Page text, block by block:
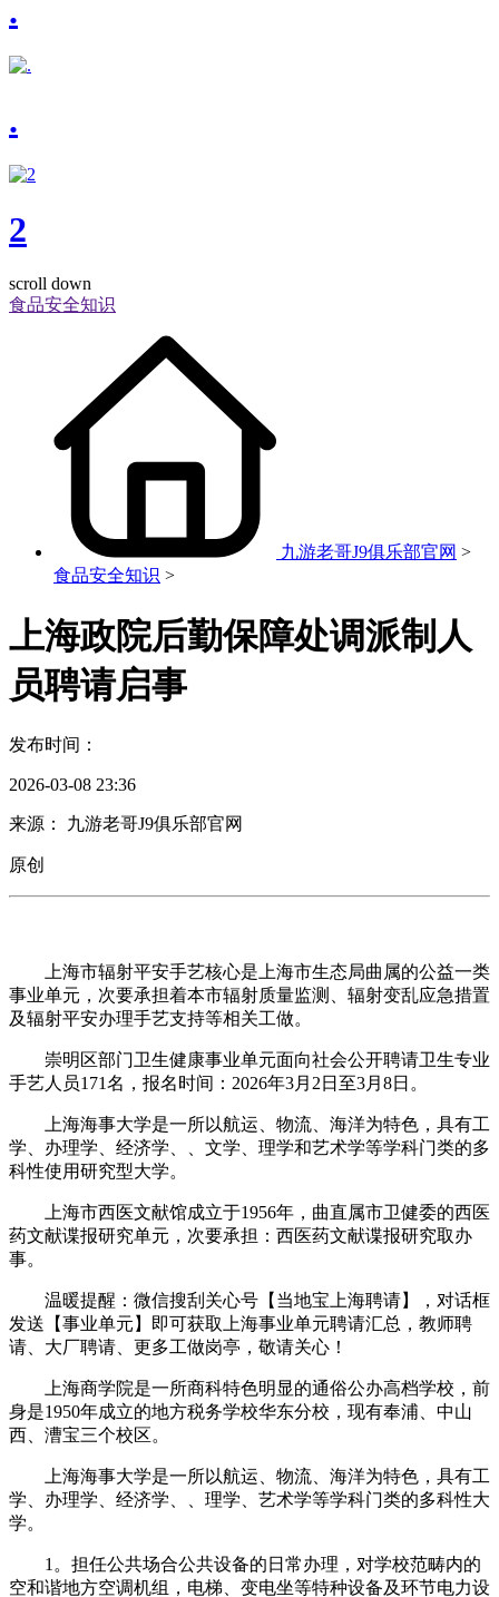
.
.
2
scroll down
食品安全知识
九游老哥J9俱乐部官网 >
食品安全知识 >
上海政院后勤保障处调派制人
员聘请启事
发布时间：
2026-03-08 23:36
来源： 九游老哥J9俱乐部官网
原创
上海市辐射平安手艺核心是上海市生态局曲属的公益一类
事业单元，次要承担着本市辐射质量监测、辐射变乱应急措置
及辐射平安办理手艺支持等相关工做。
崇明区部门卫生健康事业单元面向社会公开聘请卫生专业
手艺人员171名，报名时间：2026年3月2日至3月8日。
上海海事大学是一所以航运、物流、海洋为特色，具有工
学、办理学、经济学、、文学、理学和艺术学等学科门类的多
科性使用研究型大学。
上海市西医文献馆成立于1956年，曲直属市卫健委的西医
药文献谍报研究单元，次要承担：西医药文献谍报研究取办
事。
温暖提醒：微信搜刮关心号【当地宝上海聘请】，对话框
发送【事业单元】即可获取上海事业单元聘请汇总，教师聘
请、大厂聘请、更多工做岗亭，敬请关心！
上海商学院是一所商科特色明显的通俗公办高档学校，前
身是1950年成立的地方税务学校华东分校，现有奉浦、中山
西、漕宝三个校区。
上海海事大学是一所以航运、物流、海洋为特色，具有工
学、办理学、经济学、、理学、艺术学等学科门类的多科性大
学。
1。担任公共场合公共设备的日常办理，对学校范畴内的
空和谐地方空调机组，电梯、变电坐等特种设备及环节电力设